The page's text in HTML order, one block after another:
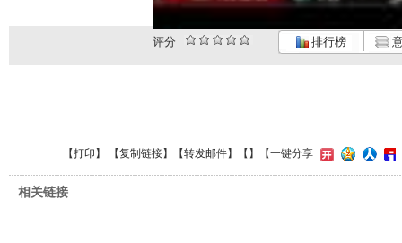
评分 排行榜
【打印 】 【复制链接】【转发邮件】【 】 【一键分享
相关链接